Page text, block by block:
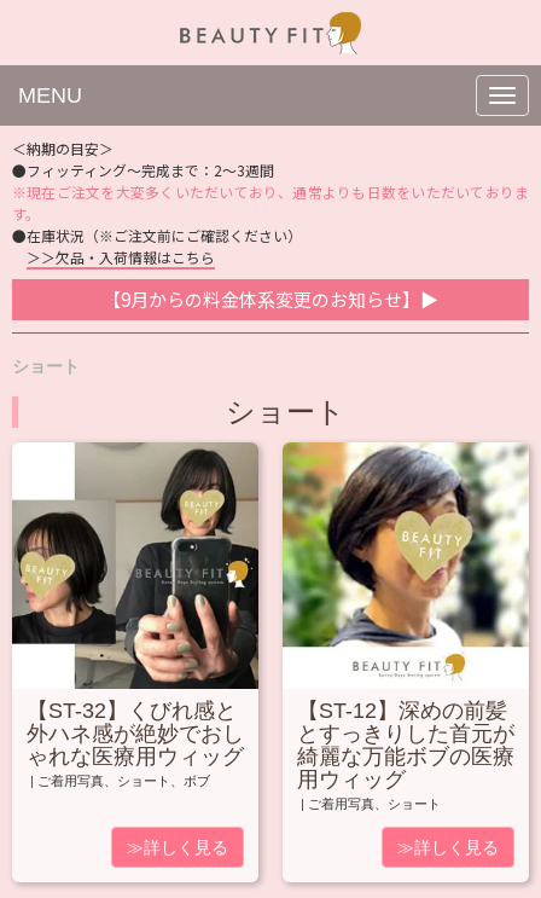
N
a
a
MENU
＜納期の目安＞
●フィッティング〜完成まで：2〜3週間
※現在ご注文を大変多くいただいており、通常よりも日数をいただいておりま
す。
●在庫状況（※ご注文前にご確認ください）
＞＞欠品・入荷情報はこちら
【9月からの料金体系変更のお知らせ】▶
ショート
ショート
【ST-32】くびれ感と
外ハネ感が絶妙でおし
ゃれな医療用ウィッグ
ご着用写真 ショート ボブ
≫詳しく見る
【ST-12】深めの前髪
とすっきりした首元が
綺麗な万能ボブの医療
用ウィッグ
ご着用写真 ショート
≫詳しく見る